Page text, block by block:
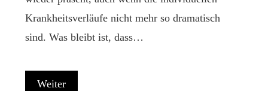
Krankheitsverläufe nicht mehr so dramatisch
sind. Was bleibt ist, dass…
Weiter